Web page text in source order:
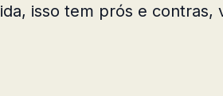
isso tem prós e contras,